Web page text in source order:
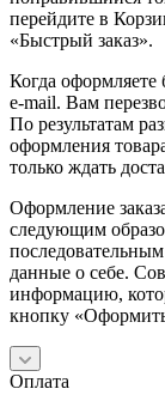
перейдите в
«Быстрый заказ».
Когда
e-mail. Вам
По результатам
оформления
только ждать
Оформление
следующим
данные о себе.
информацию,
кнопку «Оформить
Оплата